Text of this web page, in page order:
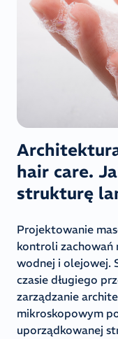
hair care.
strukturę
Projektowanie
kontroli zachowań
wodnej i olejowej.
czasie długiego
zarządzanie
mikroskopowym
uporządkowanej